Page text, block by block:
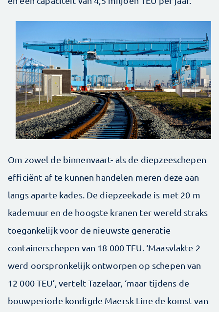
Om zowel de binnenvaart- als de diepzeeschepen
efficiënt af te kunnen handelen meren deze aan
langs aparte kades. De diepzeekade is met 20 m
kademuur en de hoogste kranen ter wereld straks
toegankelijk voor de nieuwste generatie
containerschepen van 18 000 TEU. ‘Maasvlakte 2
werd oorspronkelijk ontworpen op schepen van
12 000 TEU’, vertelt Tazelaar, ‘maar tijdens de
bouwperiode kondigde Maersk Line de komst van